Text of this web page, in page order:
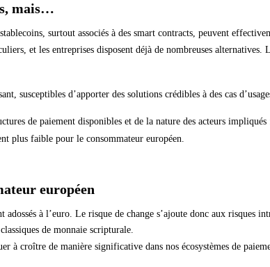
mais…
surtout associés à des smart contracts, peuvent
et les entreprises disposent déjà de nombreuses
susceptibles d’apporter des solutions crédibles à des cas
de paiement disponibles et de la nature des acteurs
plus faible pour le consommateur européen.
européen
à l’euro. Le risque de change s’ajoute donc aux risques
de monnaie scripturale.
à croître de manière significative dans nos écosystèmes de